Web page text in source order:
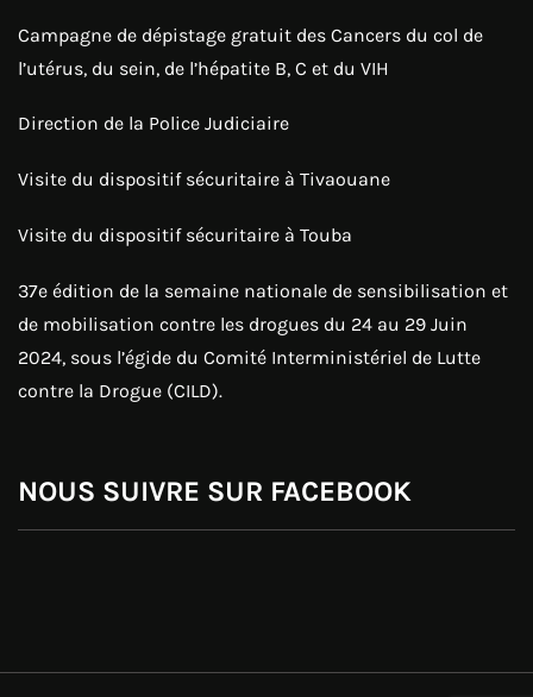
Campagne de dépistage gratuit des Cancers du col de
l’utérus, du sein, de l’hépatite B, C et du VIH
Direction de la Police Judiciaire
Visite du dispositif sécuritaire à Tivaouane
Visite du dispositif sécuritaire à Touba
37e édition de la semaine nationale de sensibilisation et
de mobilisation contre les drogues du 24 au 29 Juin
2024, sous l’égide du Comité Interministériel de Lutte
contre la Drogue (CILD).
NOUS SUIVRE SUR FACEBOOK